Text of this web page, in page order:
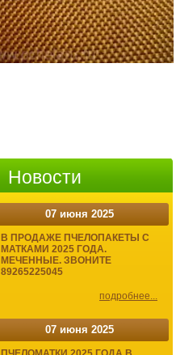
Новости
07 июня 2025
В ПРОДАЖЕ ПЧЕЛОПАКЕТЫ С
МАТКАМИ 2025 ГОДА.
МЕЧЕННЫЕ. ЗВОНИТЕ
89265225045
подробнее...
07 июня 2025